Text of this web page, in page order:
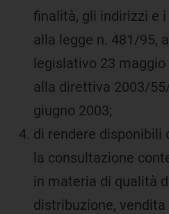
finalità, gli indirizzi e
alla legge n. 481/95,
legislativo 23 maggio
alla direttiva 2003/
giugno 2003;
di rendere disponibili
la consultazione
in materia di qualità
distribuzione,